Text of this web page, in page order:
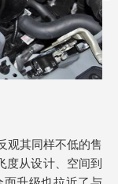
观其同样不低的售
度从设计、空间到